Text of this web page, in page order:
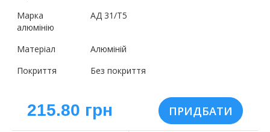
Марка
алюмінію
АД 31/Т5
Матеріал
Алюміній
Покриття
Без покриття
215.80 грн